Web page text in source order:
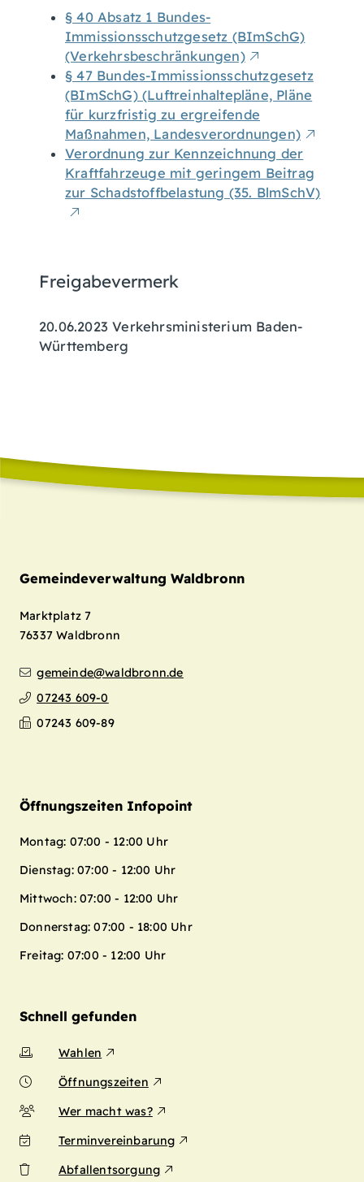
§ 40 Absatz 1 Bundes-
Immissionsschutzgesetz (BImSchG)
(Verkehrsbeschränkungen)
§ 47 Bundes-Immissionsschutzgesetz
(BImSchG) (Luftreinhaltepläne, Pläne
für kurzfristig zu ergreifende
Maßnahmen, Landesverordnungen)
Verordnung zur Kennzeichnung der
Kraftfahrzeuge mit geringem Beitrag
zur Schadstoffbelastung (35. BlmSchV)
Freigabevermerk
20.06.2023 Verkehrsministerium Baden-
Württemberg
Gemeindeverwaltung Waldbronn
Marktplatz 7
76337 Waldbronn
gemeinde@waldbronn.de
07243 609-0
07243 609-89
Öffnungszeiten Infopoint
Montag: 07:00 - 12:00 Uhr
Dienstag: 07:00 - 12:00 Uhr
Mittwoch: 07:00 - 12:00 Uhr
Donnerstag: 07:00 - 18:00 Uhr
Freitag: 07:00 - 12:00 Uhr
Schnell gefunden
Wahlen
Öffnungszeiten
Wer macht was?
Terminvereinbarung
Abfallentsorgung